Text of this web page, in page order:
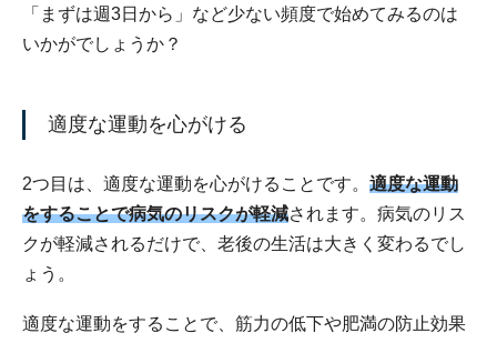
「まずは週3日から」など少ない頻度で始めてみるのは
いかがでしょうか？
適度な運動を心がける
2つ目は、適度な運動を心がけることです。 適度な運動
をすることで病気のリスクが軽減されます。病気のリス
クが軽減されるだけで、老後の生活は大きく変わるでし
ょう。
適度な運動をすることで、筋力の低下や肥満の防止効果